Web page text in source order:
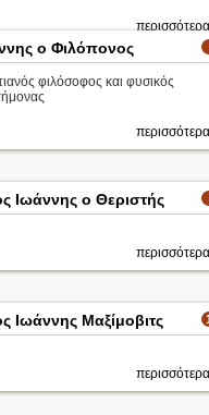
ο Φιλόπονος
φιλόσοφος και φυσικός
Ιωάννης ο Θεριστής
Ιωάννης Μαξίμοβιτς